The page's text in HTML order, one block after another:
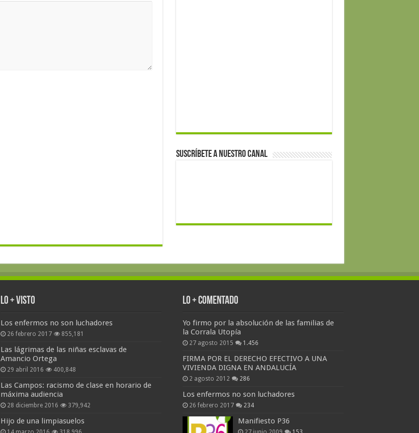
Suscríbete a nuestro canal
Lo + Visto
Los enfermos no son luchadores
26 febrero 2017 855,181
Las lágrimas de las niñas esclavas de
Amancio Ortega
29 abril 2016 400,848
Las Campos: racismo de clase en horario de
máxima audiencia
28 diciembre 2016 379,942
Hijo de una limpiasuelos
Lo + Comentado
Yo firmo por la absolución de las familias de
la Corrala Utopía
27 agosto 2015 1.456
FIRMA POR EL DERECHO EFECTIVO A UNA
VIVIENDA DIGNA EN ANDALUCÍA
2 agosto 2012 286
Los enfermos no son luchadores
26 febrero 2017 234
Manifiesto P36